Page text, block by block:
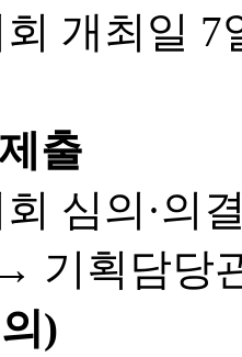
개최일 7
출
심의·의
기획담당
)